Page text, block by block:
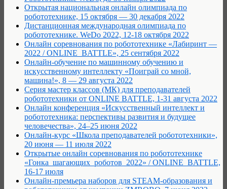
Открытая национальная онлайн олимпиада по
робототехнике, 15 октября — 30 декабря 2022
Дистанционная международная олимпиада по
робототехнике. WeDo 2022, 12-18 октября 2022
Онлайн соревнования по робототехнике «Лабиринт —
2022 / ONLINE_BATTLE», 25 сентября 2022
Онлайн-обучение по машинному обучению и
искусственному интеллекту «Поиграй со мной,
машина!», 8 — 29 августа 2022
Серия мастер классов (МК) для преподавателей
робототехники от ONLINE BATTLE, 1-31 августа 2022
Онлайн конференция «Искусственный интеллект и
робототехника: перспективы развития и будущее
человечества», 24–25 июня 2022
Онлайн-курс «Школа преподавателей робототехники»,
20 июня — 11 июля 2022
Открытые онлайн соревнования по робототехнике
«Гонка_шагающих_роботов_2022» / ONLINE_BATTLE,
16-17 июля
Онлайн-премьера наборов для STEAM-образования и